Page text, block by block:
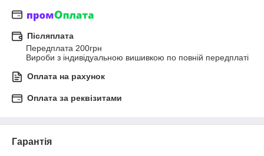
Післяплата
Передплата 200грн
Вироби з індивідуальною вишивкою по повній передплаті
Оплата на рахунок
Оплата за реквізитами
Гарантія